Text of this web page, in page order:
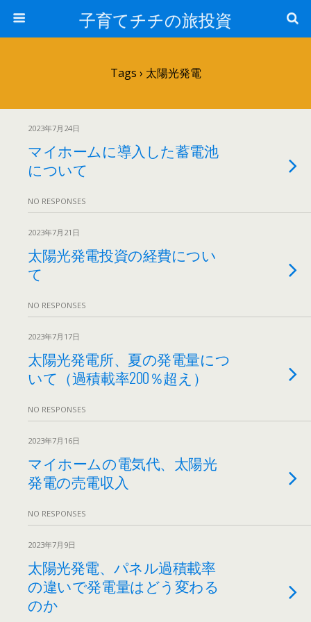
子育てチチの旅投資
Tags › 太陽光発電
2023年7月24日
マイホームに導入した蓄電池
について
NO RESPONSES
2023年7月21日
太陽光発電投資の経費につい
て
NO RESPONSES
2023年7月17日
太陽光発電所、夏の発電量につ
いて（過積載率200％超え）
NO RESPONSES
2023年7月16日
マイホームの電気代、太陽光
発電の売電収入
NO RESPONSES
2023年7月9日
太陽光発電、パネル過積載率
の違いで発電量はどう変わる
のか